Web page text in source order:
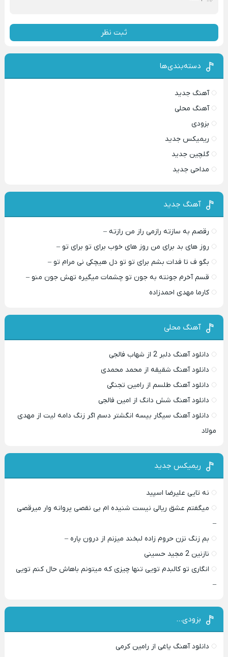
ثبت نظر
دسته‌بندی‌ها
آهنگ جدید
آهنگ محلی
بزودی
ریمیکس جدید
گلچین جدید
مداحی جدید
آهنگ جدید
رقصم به سازته رازمی راز من رازته –
روز های بد برای من روز های خوب برای تو برای تو –
بگو ف تا فدات بشم برای تو تو دل هیچکی نی مرام تو –
قسم آخرم جونته به جون تو چشمات میگیره تهش جون منو –
کارما مهدی احمدزاده
آهنگ محلی
دانلود آهنگ دلبر 2 از شهاب فالجی
دانلود آهنگ شقیقه از محمد محمدی
دانلود آهنگ طلسم از رامین تجنگی
دانلود آهنگ شش دانگ از امین فالجی
دانلود آهنگ سیگار بیسه انگشتر دسم اگر زنگ دامه لیت از مهدی
مولاد
ریمیکس جدید
نه تایی علیرضا اسپید
میگفتم عشق ریالی نیست شنیده ام بی نقصی پروانه وار میرقصی
–
بم زنگ نزن حروم زاده لبخند میزنم از درون پاره –
نازنین 2 مجید حسینی
انگاری تو کالبدم تویی تنها چیزی که میتونم باهاش حال کنم تویی
–
بزودی…
دانلود آهنگ یاغی از رامین کرمی